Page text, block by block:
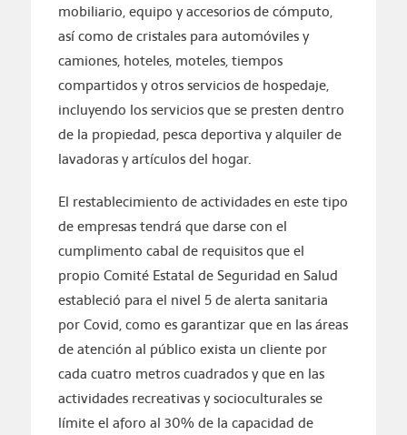
mobiliario, equipo y accesorios de cómputo,
así como de cristales para automóviles y
camiones, hoteles, moteles, tiempos
compartidos y otros servicios de hospedaje,
incluyendo los servicios que se presten dentro
de la propiedad, pesca deportiva y alquiler de
lavadoras y artículos del hogar.
El restablecimiento de actividades en este tipo
de empresas tendrá que darse con el
cumplimento cabal de requisitos que el
propio Comité Estatal de Seguridad en Salud
estableció para el nivel 5 de alerta sanitaria
por Covid, como es garantizar que en las áreas
de atención al público exista un cliente por
cada cuatro metros cuadrados y que en las
actividades recreativas y socioculturales se
límite el aforo al 30% de la capacidad de